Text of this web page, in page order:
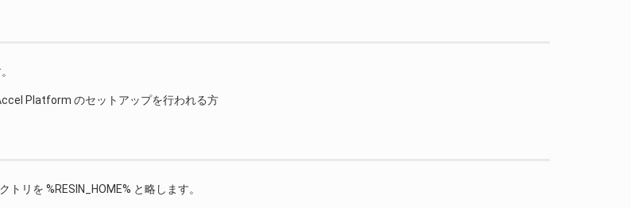
Platform のセットアップを行われる方
リを %RESIN_HOME% と略します。